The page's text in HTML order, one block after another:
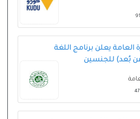
العامة يعلن برنامج اللغة
(عن بُعد) للجنسين